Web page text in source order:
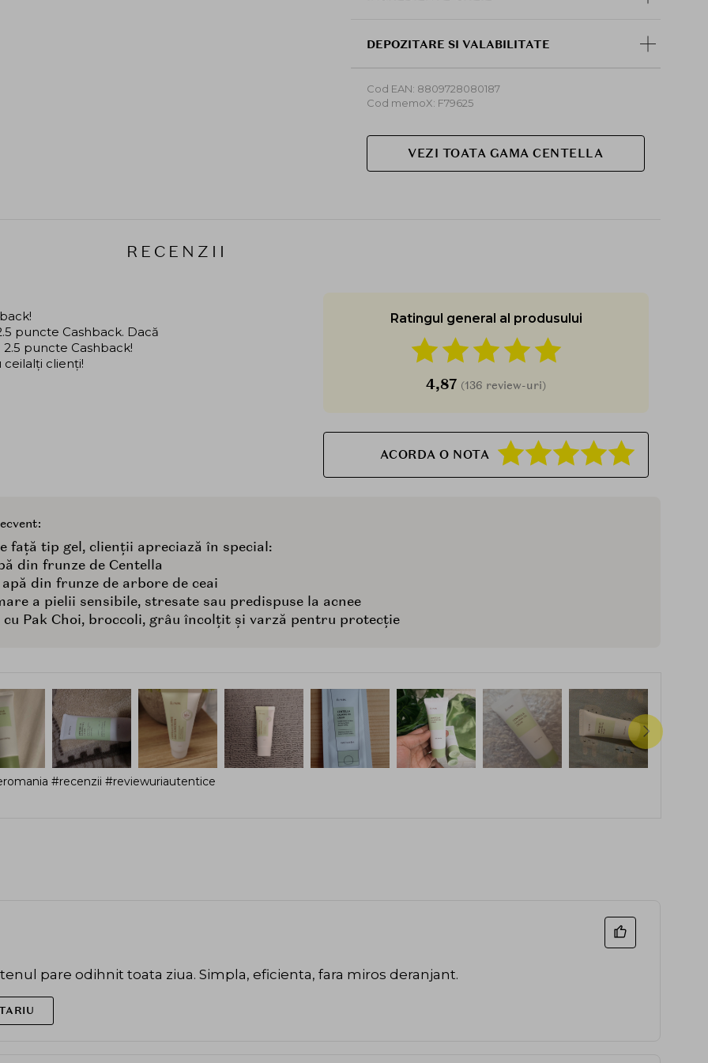
DEPOZITARE SI VALABILITATE
Cod EAN: 8809728080187
Cod memoX: F79625
VEZI TOATA GAMA CENTELLA
RECENZII
Ratingul general al produsului
4,87 (136 review-uri)
ACORDA O NOTA
puncte Cashback. Dacă
puncte Cashback!
clienți!
față tip gel, clienții apreciază în special:
din frunze de Centella
apă din frunze de arbore de ceai
a pielii sensibile, stresate sau predispuse la acnee
cu Pak Choi, broccoli, grâu încolțit și varză pentru protecție
#recenzii #reviewuriautentice
pare odihnit toata ziua. Simpla, eficienta, fara miros deranjant.